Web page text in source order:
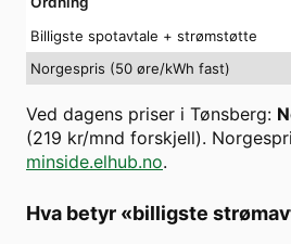
Billigste spotavtale + strømstøtte
Norgespris (50 øre/kWh fast)
Ved dagens priser i Tønsberg:
(219 kr/mnd forskjell).
minside.elhub.no.
Hva betyr «billigste